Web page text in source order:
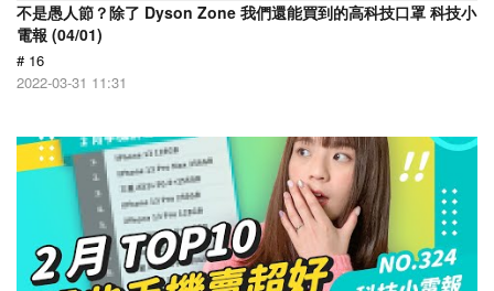
不是愚人節？除了 Dyson Zone 我們還能買到的高科技口罩 科技小
電報 (04/01)
# 16
2022-03-31 11:31